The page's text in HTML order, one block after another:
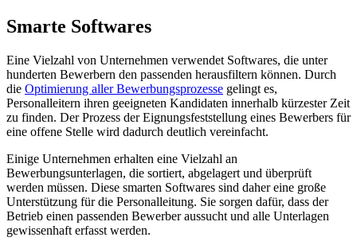
Smarte Softwares
Eine Vielzahl von Unternehmen verwendet Softwares, die unter
hunderten Bewerbern den passenden herausfiltern können. Durch
die Optimierung aller Bewerbungsprozesse gelingt es,
Personalleitern ihren geeigneten Kandidaten innerhalb kürzester Zeit
zu finden. Der Prozess der Eignungsfeststellung eines Bewerbers für
eine offene Stelle wird dadurch deutlich vereinfacht.
Einige Unternehmen erhalten eine Vielzahl an
Bewerbungsunterlagen, die sortiert, abgelagert und überprüft
werden müssen. Diese smarten Softwares sind daher eine große
Unterstützung für die Personalleitung. Sie sorgen dafür, dass der
Betrieb einen passenden Bewerber aussucht und alle Unterlagen
gewissenhaft erfasst werden.